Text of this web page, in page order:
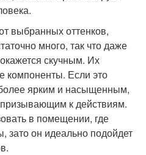
выбранных оттенков,
много, так что даже
скучным. Их
Если это
ярким и насыщенным,
к действиям.
в помещении, где
зато он идеально подойдет